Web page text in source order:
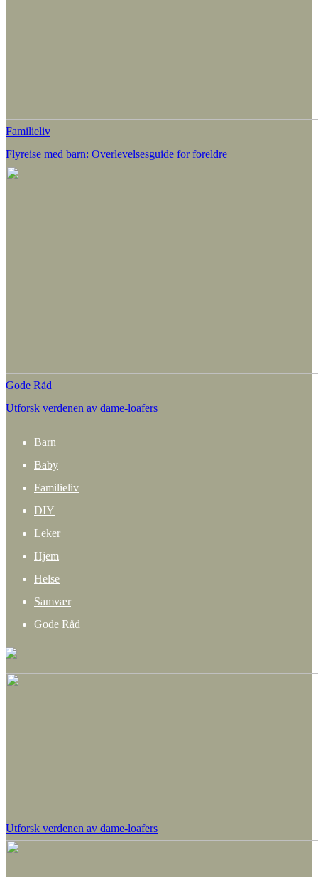
Familieliv
Flyreise med barn: Overlevelsesguide for foreldre
Gode Råd
Utforsk verdenen av dame-loafers
Barn
Baby
Familieliv
DIY
Leker
Hjem
Helse
Samvær
Gode Råd
Utforsk verdenen av dame-loafers